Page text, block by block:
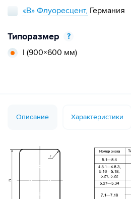
«В» Флуоресцент, Германия
Типоразмер
?
I (900×600 мм)
Описание Характеристики